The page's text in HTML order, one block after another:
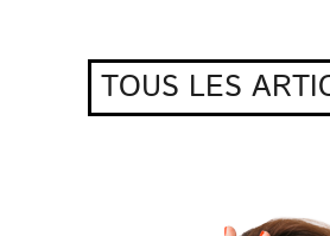
TOUS LES